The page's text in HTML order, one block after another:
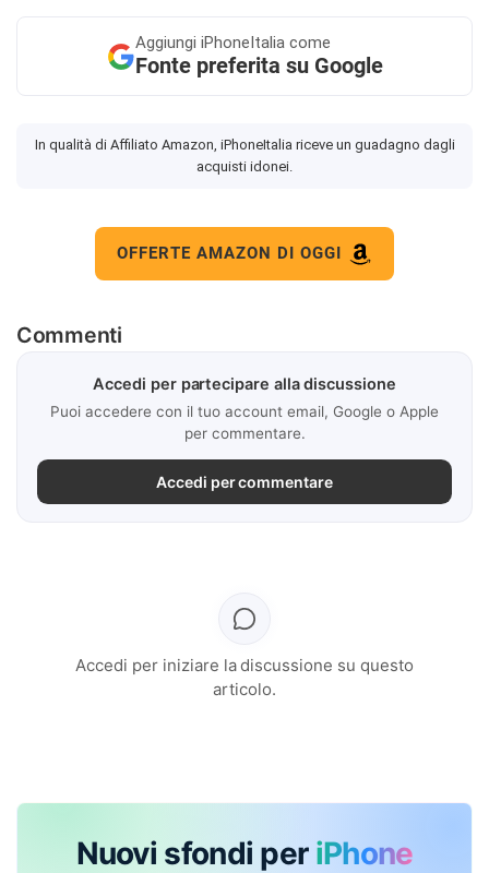
Aggiungi iPhoneItalia come
Fonte preferita su Google
In qualità di Affiliato Amazon, iPhoneItalia riceve un guadagno dagli
acquisti idonei.
OFFERTE AMAZON DI OGGI
Commenti
Accedi per partecipare alla discussione
Puoi accedere con il tuo account email, Google o Apple
per commentare.
Accedi per commentare
Accedi per iniziare la discussione su questo
articolo.
Nuovi sfondi per iPhone